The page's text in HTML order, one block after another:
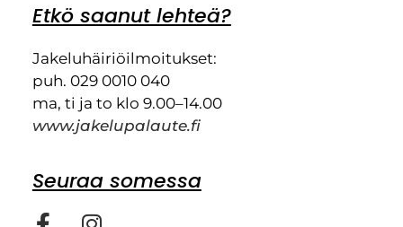
Etkö saanut lehteä?
Jakeluhäiriöilmoitukset:
puh. 029 0010 040
ma, ti ja to klo 9.00–14.00
www.jakelupalaute.fi
Seuraa somessa